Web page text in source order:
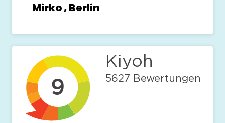
Mirko , Berlin